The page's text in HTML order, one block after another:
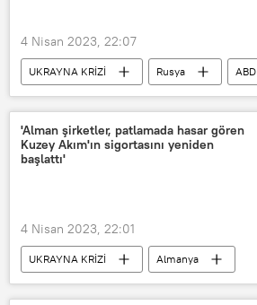
4 Nisan 2023, 22:07
UKRAYNA KRİZİ Rusya
ABD
START
Sergey Ryabkov
'Alman şirketler, patlamada hasar gören
Kuzey Akım'ın sigortasını yeniden
başlattı'
4 Nisan 2023, 22:01
UKRAYNA KRİZİ
Almanya
Kuzey Akım
Doğalgaz Boru Hattı